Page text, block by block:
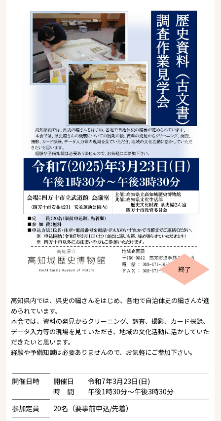
終了
高知県内では、県史の編さんをはじめ、各地で自治体史の編さんが進
められています。
本会では、資料の発見からクリーニング、調査、撮影、カード採録、
データ入力等の現場を見ていただき、地域の文化活動に活かしていた
だきたいと思います。
経験や予備知識は必要ありませんので、お気軽にご参加下さい。
開催日時
開催日 令和7年3月23日(日)
時 間 午後1時30分～午後3時30分
参加定員
20名（要事前申込/先着）